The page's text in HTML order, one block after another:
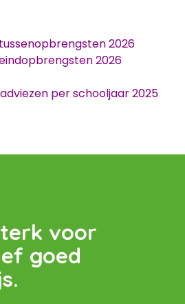
2026
2026
per schooljaar 2025
voor
goed